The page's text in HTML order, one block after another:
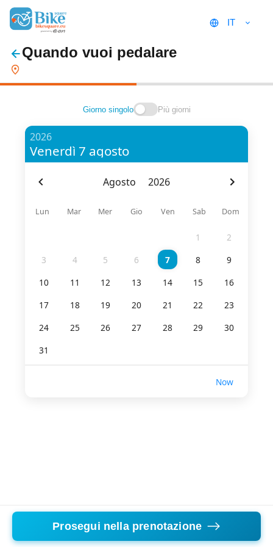
IT
Quando vuoi pedalare
Giorno singolo Più giorni
2026
Venerdì 7 agosto
Agosto 2026
Lun Mar Mer Gio Ven Sab Dom
1
2
3
4 5 6 7 8
9
10
11 12 13 14 15
16
17
18 19 20 21 22
23
24
25 26 27 28 29
30
31
Now
Prosegui nella prenotazione